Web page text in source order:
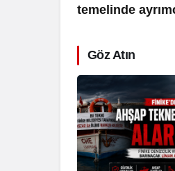
temelinde
Göz Atın